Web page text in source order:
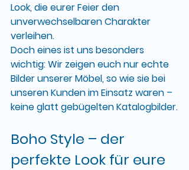
Look, die eurer Feier den
unverwechselbaren Charakter
verleihen.
Doch eines ist uns besonders
wichtig: Wir zeigen euch nur echte
Bilder unserer Möbel, so wie sie bei
unseren Kunden im Einsatz waren –
keine glatt gebügelten Katalogbilder.
Boho Style – der
perfekte Look für eure